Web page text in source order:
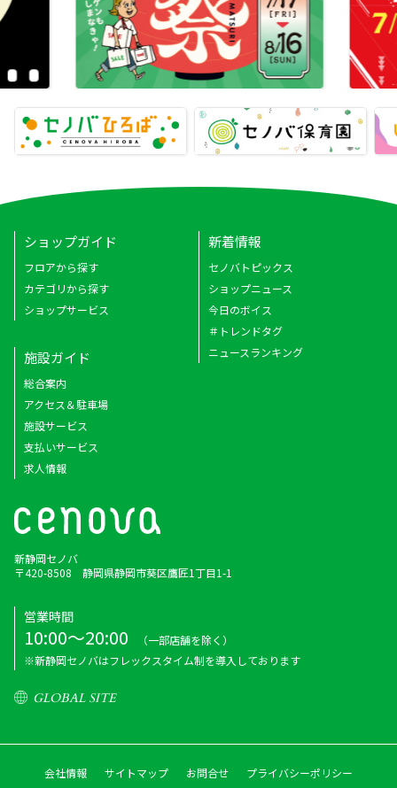
ショップガイド
フロアから探す
カテゴリから探す
ショップサービス
新着情報
セノバトピックス
ショップニュース
今日のボイス
＃トレンドタグ
ニュースランキング
施設ガイド
総合案内
アクセス＆駐車場
施設サービス
支払いサービス
求人情報
新静岡セノバ
〒420-8508 静岡県静岡市葵区鷹匠1丁目1-1
営業時間
10:00～20:00
（一部店舗を除く）
※新静岡セノバはフレックスタイム制を導入しております
GLOBAL SITE
会社情報 サイトマップ お問合せ プライバシーポリシー